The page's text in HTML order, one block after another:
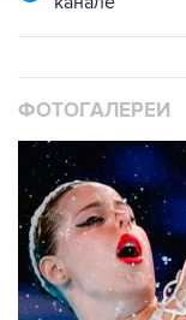
ФОТОГАЛЕРЕИ